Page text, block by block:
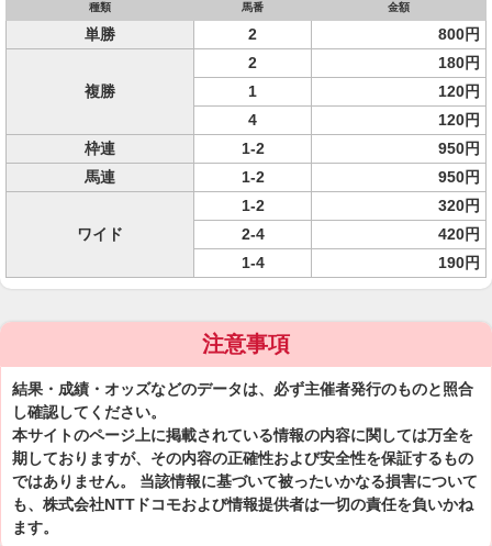
種類 馬番 金額
単勝 2 800円
複勝
2
180円
1
120円
4
120円
枠連
1-2
950円
馬連
1-2 950円
ワイド
1-2
320円
2-4
420円
1-4
190円
注意事項
結果・成績・オッズなどのデータは、必ず主催者発行のものと照合
し確認してください。
本サイトのページ上に掲載されている情報の内容に関しては万全を
期しておりますが、その内容の正確性および安全性を保証するもの
ではありません。 当該情報に基づいて被ったいかなる損害について
も、株式会社NTTドコモおよび情報提供者は一切の責任を負いかね
ます。